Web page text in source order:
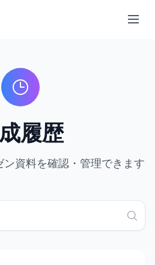
履歴
資料を確認・管理できます